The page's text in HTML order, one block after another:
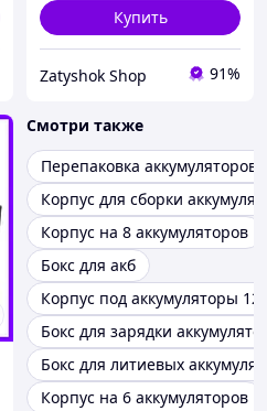
Купить
Zatyshok Shop 91%
Смотри также
Перепаковка аккумуляторов
Корпус для сборки
Корпус на 8 аккумуляторов
Бокс для акб
Корпус под аккумуляторы
Бокс для зарядки
Бокс для литиевых
Корпус на 6 аккумуляторов